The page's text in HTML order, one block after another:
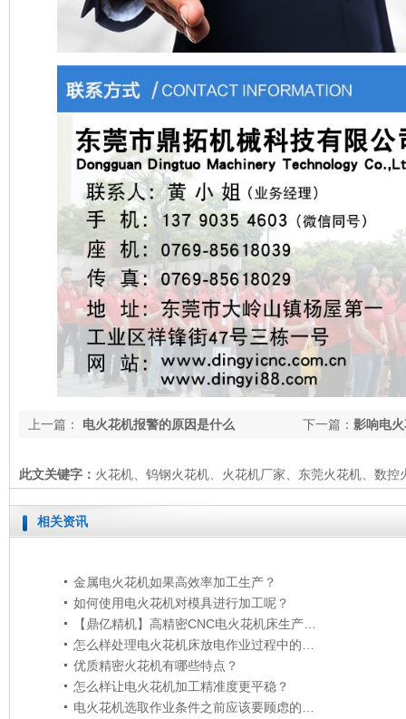
下一篇： 影响电
上一篇： 电火花机报警的原因是什么
此文关键字： 火花机、钨钢火花机、火花机厂家、东莞火花机、数控
相关资讯
金属电火花机如果高效率加工生产？
如何使用电火花机对模具进行加工呢？
优质精密火花机有哪些特点？
怎么样让电火花机加工精准度更平稳？